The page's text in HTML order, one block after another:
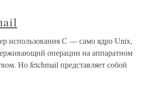
использования С — само ядро Unix,
операции на аппаратном
Но fetchmail представляет собой